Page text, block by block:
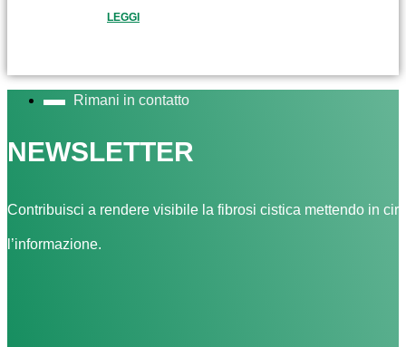
LEGGI
Rimani in contatto
NEWSLETTER
Contribuisci a rendere visibile la fibrosi cistica mettendo in
l’informazione.